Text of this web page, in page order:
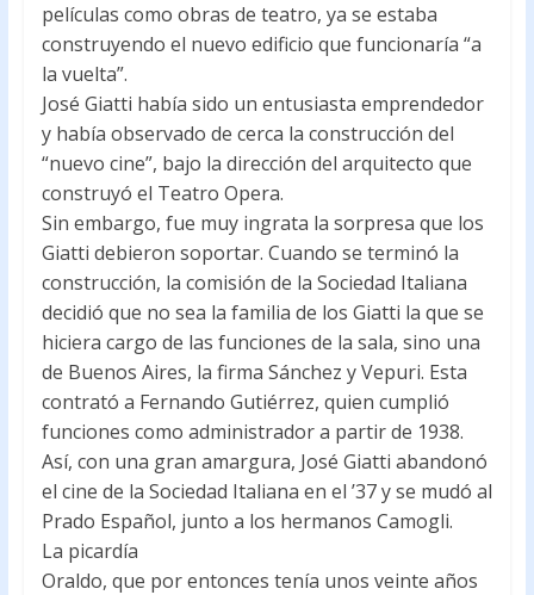
películas como obras de teatro, ya se estaba
construyendo el nuevo edificio que funcionaría “a
la vuelta”.
José Giatti había sido un entusiasta emprendedor
y había observado de cerca la construcción del
“nuevo cine”, bajo la dirección del arquitecto que
construyó el Teatro Opera.
Sin embargo, fue muy ingrata la sorpresa que los
Giatti debieron soportar. Cuando se terminó la
construcción, la comisión de la Sociedad Italiana
decidió que no sea la familia de los Giatti la que se
hiciera cargo de las funciones de la sala, sino una
de Buenos Aires, la firma Sánchez y Vepuri. Esta
contrató a Fernando Gutiérrez, quien cumplió
funciones como administrador a partir de 1938.
Así, con una gran amargura, José Giatti abandonó
el cine de la Sociedad Italiana en el ’37 y se mudó al
Prado Español, junto a los hermanos Camogli.
La picardía
Oraldo, que por entonces tenía unos veinte años